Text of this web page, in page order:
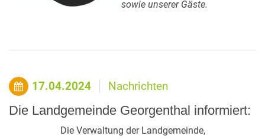
sowie unserer Gäste.
17.04.2024 Nachrichten
Die Landgemeinde Georgenthal informiert:
Die Verwaltung der Landgemeinde,